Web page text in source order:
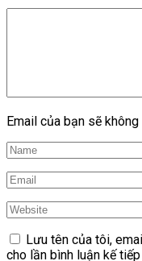
Email của bạn sẽ
Lưu tên của tôi,
cho lần bình luận kế